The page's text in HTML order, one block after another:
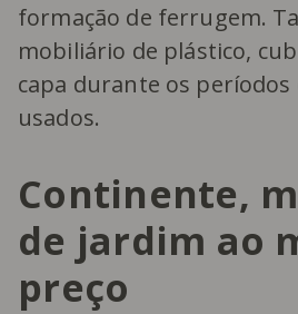
formação de ferrugem.
mobiliário de plástico,
capa durante os períodos
usados.
Continente,
de jardim ao
preço